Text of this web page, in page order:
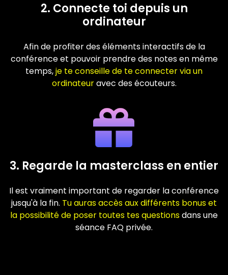
2. Connecte toi depuis un
ordinateur
Afin de profiter des éléments interactifs de la
conférence et pouvoir prendre des notes en même
temps,je te conseille de te connecter via un
ordinateuravec des écouteurs.
3. Regarde la masterclass en entier
Il est vraiment important de regarder la conférence
jusqu'à la fin. Tu auras accès aux différents bonus et
la possibilité de poser toutes tes questionsdans une
séance FAQ privée.